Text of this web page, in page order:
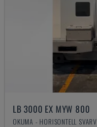
LB 3000 EX MYW 800
OKUMA - HORISONTELL SVARV